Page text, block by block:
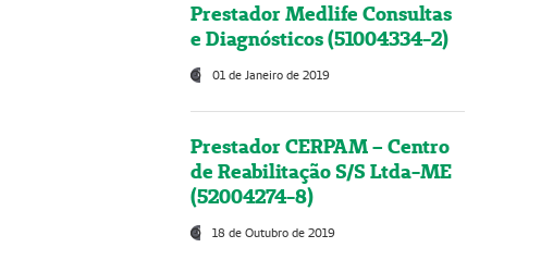
Prestador Medlife Consultas
e Diagnósticos (51004334-2)
01 de Janeiro de 2019
Prestador CERPAM – Centro
de Reabilitação S/S Ltda-ME
(52004274-8)
18 de Outubro de 2019